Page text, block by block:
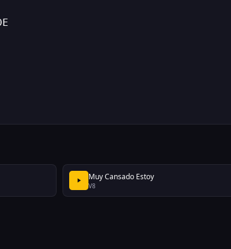
Muy Cansado Estoy
V8